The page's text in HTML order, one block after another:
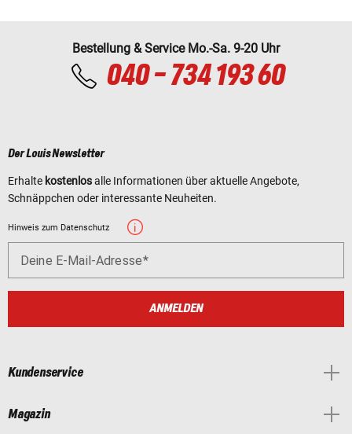
Bestellung & Service Mo.-Sa. 9-20 Uhr
040 - 734 193 60
Der Louis Newsletter
Erhalte kostenlosalle Informationen über aktuelle Angebote,
Schnäppchen oder interessante Neuheiten.
Hinweis zum Datenschutz
Deine E-Mail-Adresse
ANMELDEN
Kundenservice
Magazin